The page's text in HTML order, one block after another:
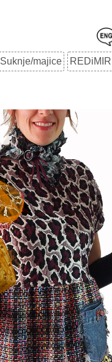
Suknje/majice REDiMIR